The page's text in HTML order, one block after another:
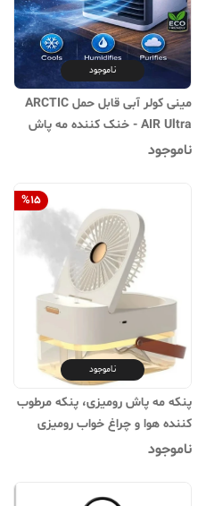
ناموجود
مینی کولر آبی قابل حمل ARCTIC
AIR Ultra - خنک کننده مه پاش
ناموجود
%15
ناموجود
پنکه مه پاش رومیزی، پنکه مرطوب
کننده هوا و چراغ خواب رومیزی
water mist air conditioning fan
ناموجود